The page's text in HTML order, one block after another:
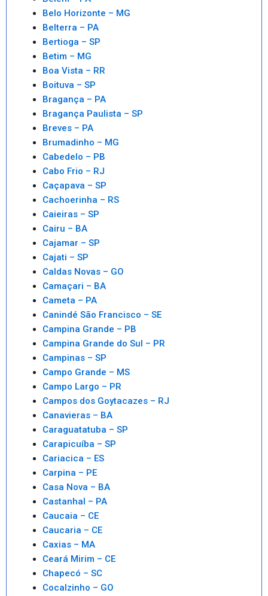
Belo Horizonte – MG
Belterra – PA
Bertioga – SP
Betim – MG
Boa Vista – RR
Boituva – SP
Bragança – PA
Bragança Paulista – SP
Breves – PA
Brumadinho – MG
Cabedelo – PB
Cabo Frio – RJ
Caçapava – SP
Cachoerinha – RS
Caieiras – SP
Cairu – BA
Cajamar – SP
Cajati – SP
Caldas Novas – GO
Camaçari – BA
Cameta – PA
Canindé São Francisco – SE
Campina Grande – PB
Campina Grande do Sul – PR
Campinas – SP
Campo Grande – MS
Campo Largo – PR
Campos dos Goytacazes – RJ
Canavieras – BA
Caraguatatuba – SP
Carapicuíba – SP
Cariacica – ES
Carpina – PE
Casa Nova – BA
Castanhal – PA
Caucaia – CE
Caucaria – CE
Caxias – MA
Ceará Mirim – CE
Chapecó – SC
Cocalzinho – GO